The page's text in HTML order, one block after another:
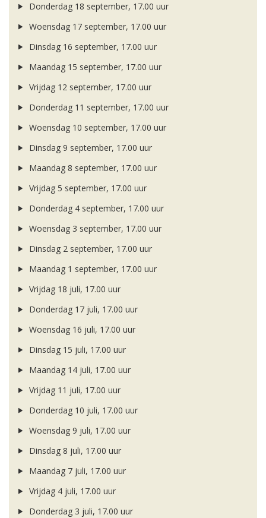
Donderdag 18 september, 17.00 uur
Woensdag 17 september, 17.00 uur
Dinsdag 16 september, 17.00 uur
Maandag 15 september, 17.00 uur
Vrijdag 12 september, 17.00 uur
Donderdag 11 september, 17.00 uur
Woensdag 10 september, 17.00 uur
Dinsdag 9 september, 17.00 uur
Maandag 8 september, 17.00 uur
Vrijdag 5 september, 17.00 uur
Donderdag 4 september, 17.00 uur
Woensdag 3 september, 17.00 uur
Dinsdag 2 september, 17.00 uur
Maandag 1 september, 17.00 uur
Vrijdag 18 juli, 17.00 uur
Donderdag 17 juli, 17.00 uur
Woensdag 16 juli, 17.00 uur
Dinsdag 15 juli, 17.00 uur
Maandag 14 juli, 17.00 uur
Vrijdag 11 juli, 17.00 uur
Donderdag 10 juli, 17.00 uur
Woensdag 9 juli, 17.00 uur
Dinsdag 8 juli, 17.00 uur
Maandag 7 juli, 17.00 uur
Vrijdag 4 juli, 17.00 uur
Donderdag 3 juli, 17.00 uur